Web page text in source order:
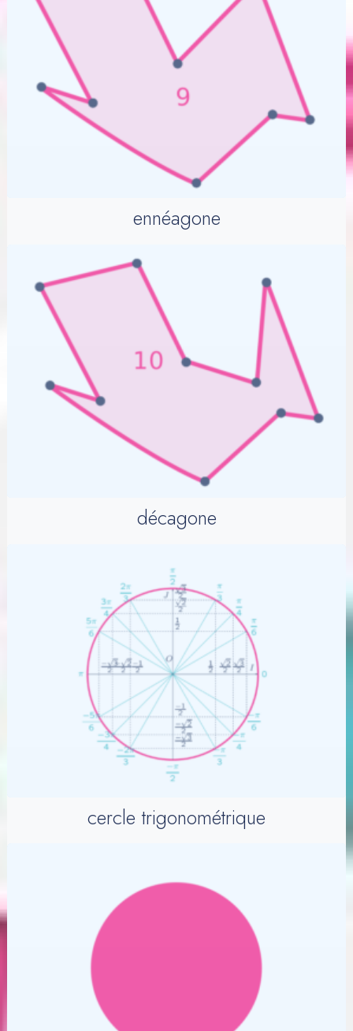
ennéagone
décagone
cercle trigonométrique